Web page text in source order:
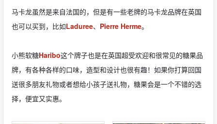
马卡龙虽然是来自法国的，但是有一些老牌的马卡龙品牌在英国
也可以买到，比如Laduree、 Pierre Herme。
小熊软糖Haribo这个牌子也是在英国超受欢迎和很常见的糖果品
牌，有各种各样的口味，造型和设计也很有趣！如果你打算回国
送很多朋友礼物或者想给小孩子送礼物，糖果会是一个不错的选
择，便宜又实惠。